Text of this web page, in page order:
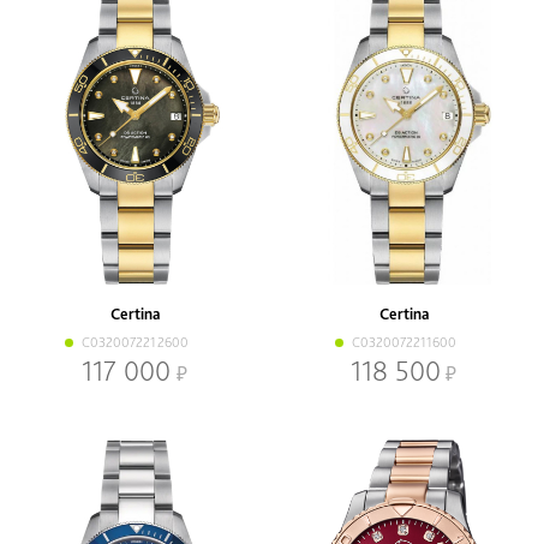
Certina
C0320072212600
117 000
Certina
C0320072211600
118 500